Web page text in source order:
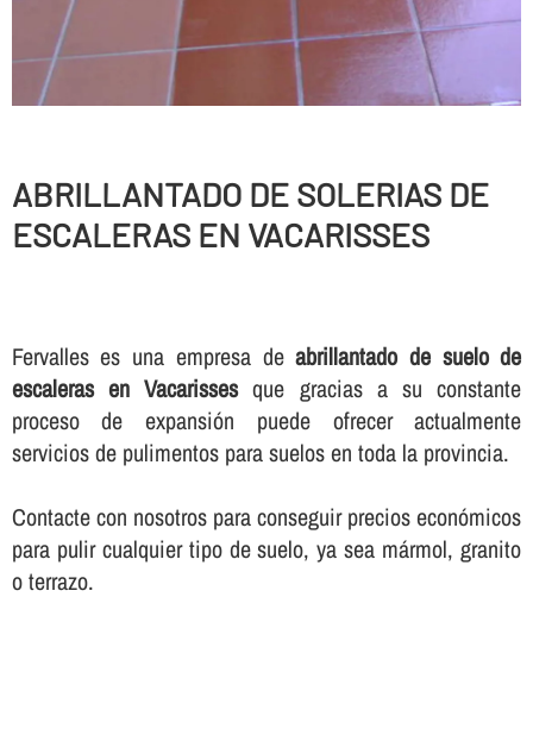
ABRILLANTADO DE SOLERIAS DE
ESCALERAS EN VACARISSES
Fervalles es una empresa deabrillantado de suelo de
escaleras en Vacarissesque gracias a su constante
proceso de expansión puede ofrecer actualmente
servicios de pulimentos para suelos en toda la provincia.
Contacte con nosotros para conseguir precios económicos
para pulir cualquier tipo de suelo, ya sea mármol, granito
o terrazo.